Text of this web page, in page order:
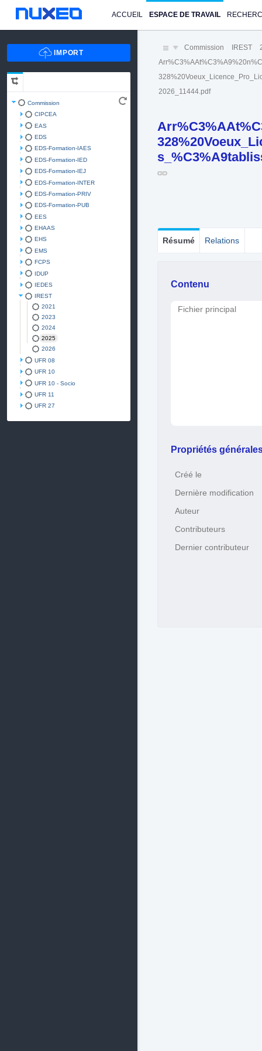
ACCUEIL ESPACE DE TRAVAIL
Commission
CIPCEA
EAS
EDS
EDS-Formation-IAES
EDS-Formation-IED
EDS-Formation-IEJ
EDS-Formation-INTER
EDS-Formation-PRIV
EDS-Formation-PUB
EES
EHAAS
EHS
EMS
FCPS
IDUP
IEDES
IREST
2021
2023
2024
2025
2026
UFR 08
UFR 10
UFR 10 - Socio
UFR 11
UFR 27
Commission IREST
2026_11444.pdf
Résumé Relations
Contenu
Fichier principal
Propriétés
Créé le
Dernière modification
Auteur
Contributeurs
Dernier contributeur